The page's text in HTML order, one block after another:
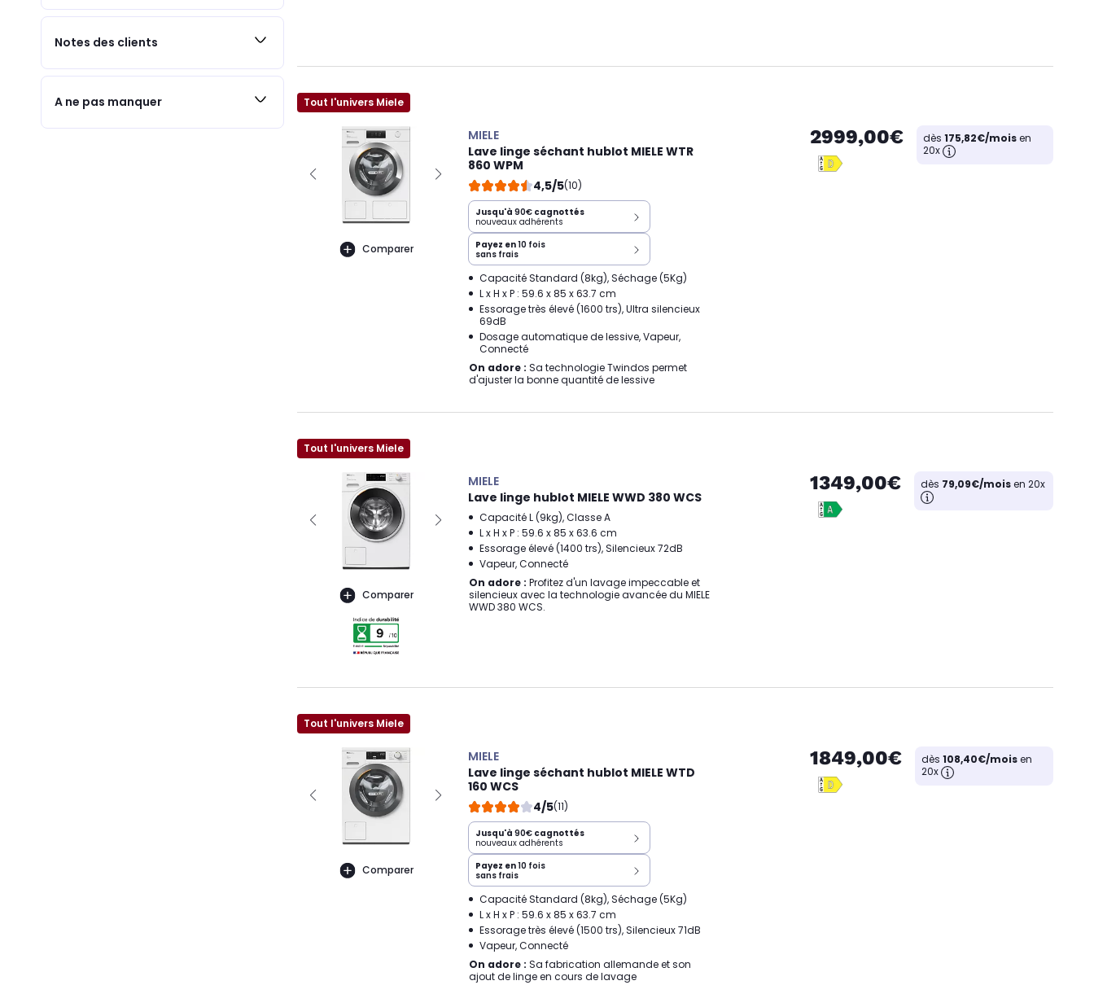
Notes des clients
A ne pas manquer Tout l'univers Miele
Comparer
MIELE
Lave linge séchant hublot MIELE WTR
860 WPM
4,5/5(10)
Jusqu'à 90€ cagnottés
nouveaux adhérents
Payez en10 fois
sans frais
Capacité Standard (8kg), Séchage (5Kg)
L x H x P : 59.6 x 85 x 63.7 cm
Essorage très élevé (1600 trs), Ultra silencieux
69dB
Dosage automatique de lessive, Vapeur,
Connecté
On adore : Sa technologie Twindos permet
d'ajuster la bonne quantité de lessive
2999,00€ dès 175,82€/moisen
20x
Tout l'univers Miele
Comparer
MIELE
Lave linge hublot MIELE WWD 380 WCS
Capacité L (9kg), Classe A
L x H x P : 59.6 x 85 x 63.6 cm
Essorage élevé (1400 trs), Silencieux 72dB
Vapeur, Connecté
On adore : Profitez d'un lavage impeccable et
silencieux avec la technologie avancée du MIELE
WWD 380 WCS.
1349,00€ dès 79,09€/moisen 20x
Tout l'univers Miele
Comparer
MIELE
Lave linge séchant hublot MIELE WTD
160 WCS
4/5(11)
Jusqu'à 90€ cagnottés
nouveaux adhérents
Payez en10 fois
sans frais
Capacité Standard (8kg), Séchage (5Kg)
L x H x P : 59.6 x 85 x 63.7 cm
Essorage très élevé (1500 trs), Silencieux 71dB
Vapeur, Connecté
On adore : Sa fabrication allemande et son
ajout de linge en cours de lavage
1849,00€ dès 108,40€/moisen
20x